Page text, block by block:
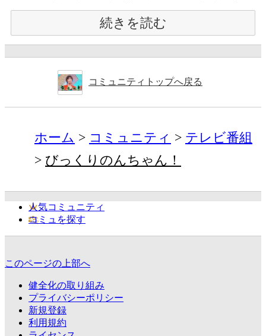
続きを読む
コミュニティトップへ戻る
ホーム コミュニティ
テレビ番組
びっくりのんちゃん！
人気コミュニティ
コミュを探す
このページの上部へ
健全化の取り組み
プライバシーポリシー
新規登録
利用規約